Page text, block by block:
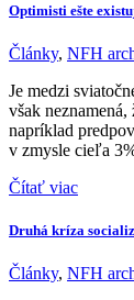
Optimisti ešte
Články, NFH
Je medzi
však
napríklad
v zmysle cieľa
Čítať viac
Druhá kríza
Články, NFH